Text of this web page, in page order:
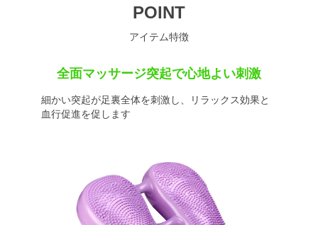
POINT
アイテム特徴
全面マッサージ突起で心地よい刺激
細かい突起が足裏全体を刺激し、リラックス効果と
血行促進を促します